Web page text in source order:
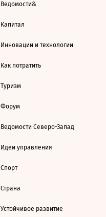
Ведомости&
Капитал
Инновации и технологии
Как потратить
Туризм
Форум
Ведомости Северо-Запад
Идеи управления
Спорт
Страна
Устойчивое развитие